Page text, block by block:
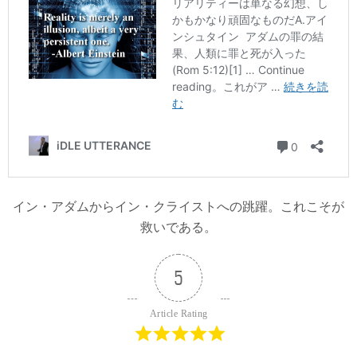
イン・アダムからイン・クライストへの跳躍。これこそが
救いである。
5
Article Rating